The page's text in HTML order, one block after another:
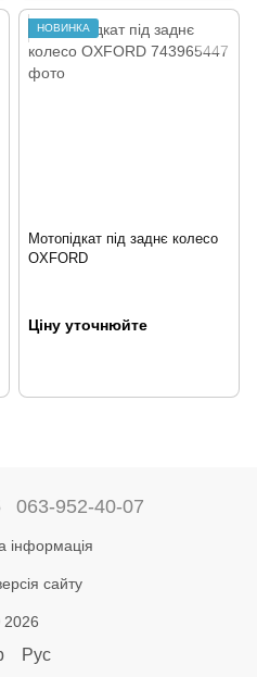
НОВИНКА
Мотопідкат під заднє колесо
OXFORD
Ціну уточнюйте
063-952-40-07
інформація
сайту
Рус